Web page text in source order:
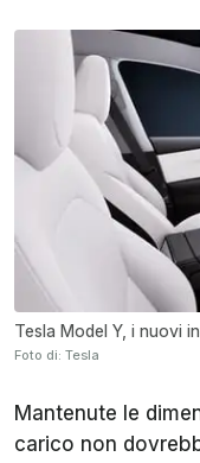
Tesla Model Y, i nuovi
Foto di: Tesla
Mantenute le
carico non